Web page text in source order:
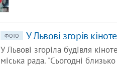
ФОТО У Львові згорів
У Львові згоріла будівля
міська рада. "Сьогодні